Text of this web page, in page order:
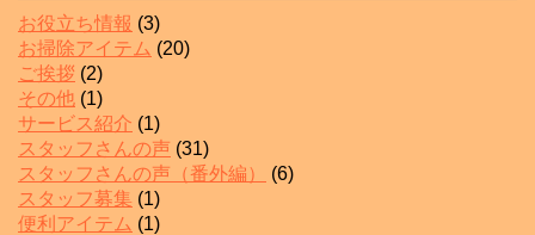
お役立ち情報 (3)
お掃除アイテム (20)
ご挨拶 (2)
その他 (1)
サービス紹介 (1)
スタッフさんの声 (31)
スタッフさんの声（番外編）
(6)
スタッフ募集 (1)
便利アイテム (1)